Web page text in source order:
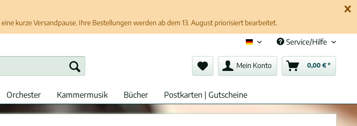
kurze Versandpause. Ihre Bestellungen werden ab dem 13. August priorisiert bearbeitet.
Deutsch (de)
Service/Hilfe
Mein Konto 0,00 € *
Orchester Kammermusik Bücher Postkarten | Gutscheine